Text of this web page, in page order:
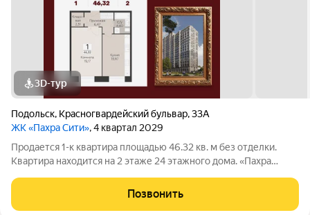
3D-тур
Подольск, Красногвардейский бульвар,33А
ЖК «Пахра Сити», 4 квартал 2029
Продается 1-к квартира площадью 46.32 кв. м без отделки.
Квартира находится на 2 этаже 24 этажного дома. «Пахра
сочетается с продуманным благоустройством и развитым
окружением. Вариативные
Позвонить